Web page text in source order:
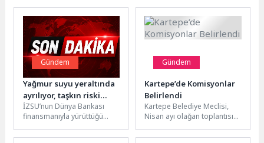
Gündem
Yağmur suyu yeraltında
ayrılıyor, taşkın riski
azalıyor
İZSU’nun Dünya Bankası
finansmanıyla yürüttüğü
etapları Bornova ve Buca’da
Gündem
Kartepe’de Komisyonlar
Belirlendi
Kartepe Belediye Meclisi,
Nisan ayı olağan toplantısını
M. Mustafa Kocaman